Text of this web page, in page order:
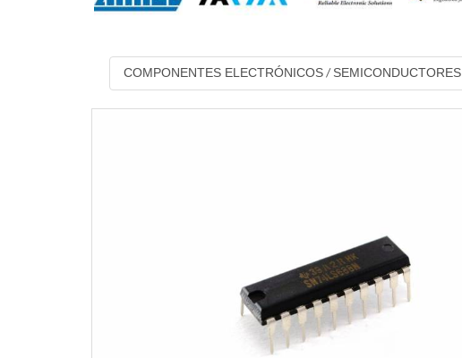
COMPONENTES ELECTRÓNICOS / SEMICONDUCTORES